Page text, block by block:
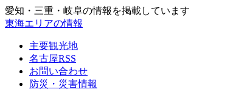
愛知・三重・岐阜の情報を掲載しています
東海エリアの情報
主要観光地
名古屋RSS
お問い合わせ
防災・災害情報